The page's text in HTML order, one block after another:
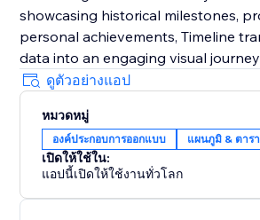
showcasing historical milestones,
personal achievements, Timeline
data into an engaging visual journey
ดูตัวอย่างแอป
หมวดหมู่
องค์ประกอบการออกแบบ แผนภูมิ & ตาร
เปิดให้ใช้ใน:
แอปนี้เปิดให้ใช้งานทั่วโลก